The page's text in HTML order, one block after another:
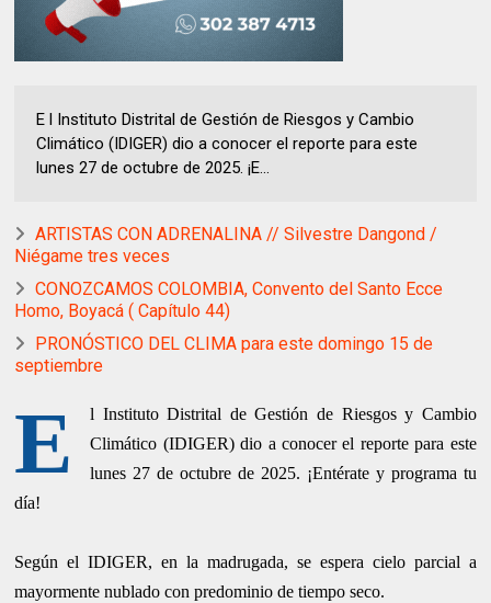
E l Instituto Distrital de Gestión de Riesgos y Cambio
Climático (IDIGER) dio a conocer el reporte para este
lunes 27 de octubre de 2025. ¡E...
ARTISTAS CON ADRENALINA // Silvestre Dangond /
Niégame tres veces
CONOZCAMOS COLOMBIA, Convento del Santo Ecce
Homo, Boyacá ( Capítulo 44)
PRONÓSTICO DEL CLIMA para este domingo 15 de
septiembre
E
l Instituto Distrital de Gestión de Riesgos y Cambio
Climático (IDIGER) dio a conocer el reporte para este
lunes 27 de octubre de 2025. ¡Entérate y programa tu
día!
Según el IDIGER, en la madrugada, se espera cielo parcial a
mayormente nublado con predominio de tiempo seco.